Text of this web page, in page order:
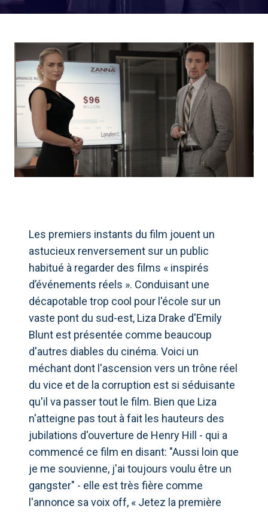
Les premiers instants du film jouent un
astucieux renversement sur un public
habitué à regarder des films « inspirés
d’événements réels ». Conduisant une
décapotable trop cool pour l'école sur un
vaste pont du sud-est, Liza Drake d'Emily
Blunt est présentée comme beaucoup
d'autres diables du cinéma. Voici un
méchant dont l'ascension vers un trône réel
du vice et de la corruption est si séduisante
qu'il va passer tout le film. Bien que Liza
n'atteigne pas tout à fait les hauteurs des
jubilations d'ouverture de Henry Hill - qui a
commencé ce film en disant: "Aussi loin que
je me souvienne, j'ai toujours voulu être un
gangster" - elle est très fière comme
l'annonce sa voix off, « Jetez la première